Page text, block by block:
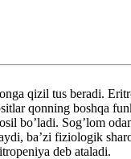
qizil tus beradi.
qonning boshqa
bo’ladi. Sog’lom
ba’zi fiziologik
deb ataladi.